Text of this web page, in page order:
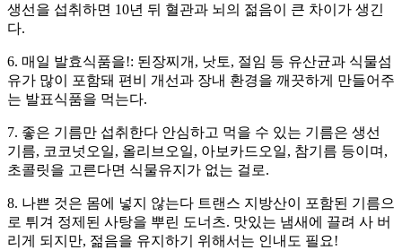
생선을 섭취하면 10년 뒤 혈관과 뇌의 젊음이 큰 차이가 생긴
다.
6. 매일 발효식품을!: 된장찌개, 낫토, 절임 등 유산균과 식물섬
유가 많이 포함돼 편비 개선과 장내 환경을 깨끗하게 만들어주
는 발표식품을 먹는다.
7. 좋은 기름만 섭취한다 안심하고 먹을 수 있는 기름은 생선
기름, 코코넛오일, 올리브오일, 아보카드오일, 참기름 등이며,
초콜릿을 고른다면 식물유지가 없는 걸로.
8. 나쁜 것은 몸에 넣지 않는다 트랜스 지방산이 포함된 기름으
로 튀겨 정제된 사탕을 뿌린 도너츠. 맛있는 냄새에 끌려 사 버
리게 되지만, 젊음을 유지하기 위해서는 인내도 필요!